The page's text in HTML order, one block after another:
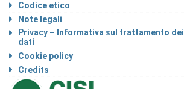
Codice etico
Note legali
Privacy – Informativa sul trattamento dei
dati
Cookie policy
Credits